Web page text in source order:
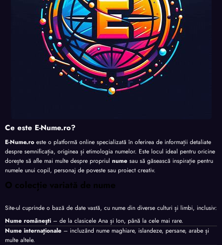
Ce este E-Nume.ro?
E-Nume.ro este o platformă online specializată în oferirea de informații detaliate
despre semnificația, originea și etimologia numelor. Este locul ideal pentru oricine
dorește să afle mai multe despre propriul nume sau să găsească inspirație pentru
numele unui copil, personaj de poveste sau proiect creativ.
O colecție variată de nume
Site-ul cuprinde o bază de date vastă, cu nume din diverse culturi și limbi, inclusiv:
Nume românești – de la clasicele Ana și Ion, până la cele mai rare.
Nume internaționale – incluzând nume maghiare, islandeze, persane, arabe și
multe altele.